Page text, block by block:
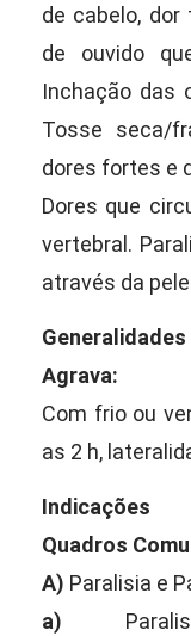
de cabelo, dor
de ouvido
Inchação das
Tosse seca/
dores fortes e
Dores que
vertebral.
através da pele
Generalidades
Agrava:
Com frio ou
as 2 h,
Indicações
Quadros
A) Paralisia e
a)